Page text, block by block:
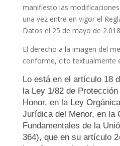
manifiesto las
una vez entre en vigor el
Datos el 25 de mayo de
El derecho a la imagen del
conforme, cito textualmente
Lo está en el artículo 18
la Ley 1/82 de
Honor, en la Ley
Jurídica del Menor, en la
Fundamentales de la
364), que en su artículo